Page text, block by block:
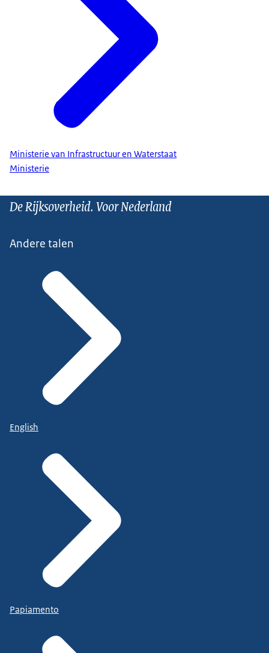
Ministerie van Infrastructuur en Waterstaat
Ministerie
De Rijksoverheid. Voor Nederland
Andere talen
English
Papiamento